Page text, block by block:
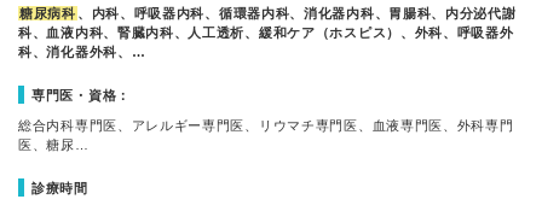
糖尿病科 、内科、呼吸器内科、循環器内科、消化器内科、胃腸科、内分泌代謝
科、血液内科、腎臓内科、人工透析、緩和ケア（ホスピス）、外科、呼吸器外
科、消化器外科、…
専門医・資格：
総合内科専門医、アレルギー専門医、リウマチ専門医、血液専門医、外科専門
医、糖尿…
診療時間